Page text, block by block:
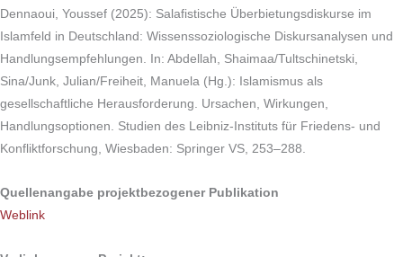
Dennaoui, Youssef (2025): Salafistische Überbietungsdiskurse im
Islamfeld in Deutschland: Wissenssoziologische Diskursanalysen und
Handlungsempfehlungen. In: Abdellah, Shaimaa/Tultschinetski,
Sina/Junk, Julian/Freiheit, Manuela (Hg.): Islamismus als
gesellschaftliche Herausforderung. Ursachen, Wirkungen,
Handlungsoptionen. Studien des Leibniz-Instituts für Friedens- und
Konfliktforschung, Wiesbaden: Springer VS, 253–288.
Quellenangabe projektbezogener Publikation
Weblink